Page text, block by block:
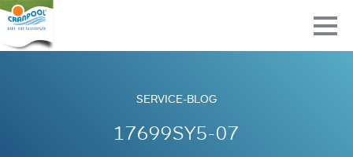
SERVICE-BLOG
17699SY5-07